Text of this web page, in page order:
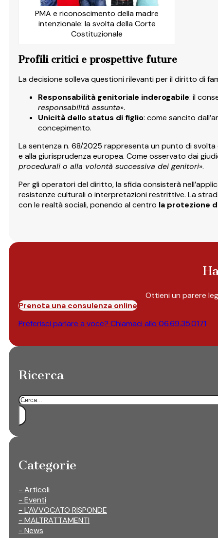
PMA e riconoscimento della madre
intenzionale: la svolta della Corte
Costituzionale
Profili critici e prospettive future
La decisione solleva questioni rilevanti per il diritto di
Responsabilità genitoriale inderogabile: il
responsabilità assunta».
Unicità dello status di figlio: come sancito
concepimento.
La sentenza n. 68/2025 rappresenta un punto di
e alla giurisprudenza europea. Come osservato dai
procedurali o alla volontà successiva dei genitori».
Per gli operatori del diritto, la sfida consisterà
resistenze culturali o interpretazioni restrittive. La
con le realtà sociali, ponendo al centro la protezione
Ottieni un parere
Prenota una consulenza online
Preferisci parlare a voce? Chiamaci allo 06.69.35.0171
Ricerca
Cerca
Categorie
- Articoli
- Eventi
- L'AVVOCATO RISPONDE
- MALTRATTAMENTI
- News